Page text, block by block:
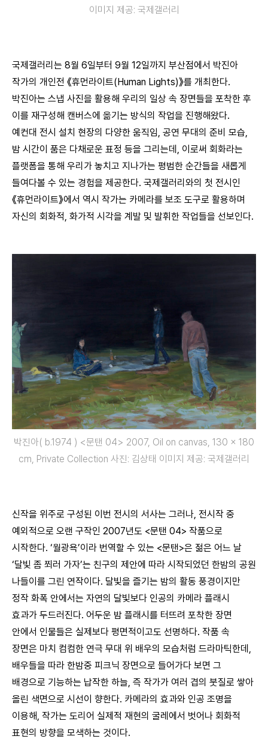
이미지 제공: 국제갤러리
국제갤러리는 8월 6일부터 9월 12일까지 부산점에서 박진아
작가의 개인전 《휴먼라이트(Human Lights)》를 개최한다.
박진아는 스냅 사진을 활용해 우리의 일상 속 장면들을 포착한 후
이를 재구성해 캔버스에 옮기는 방식의 작업을 진행해왔다.
예컨대 전시 설치 현장의 다양한 움직임, 공연 무대의 준비 모습,
밤 시간이 품은 다채로운 표정 등을 그리는데, 이로써 회화라는
플랫폼을 통해 우리가 놓치고 지나가는 평범한 순간들을 새롭게
들여다볼 수 있는 경험을 제공한다. 국제갤러리와의 첫 전시인
《휴먼라이트》에서 역시 작가는 카메라를 보조 도구로 활용하며
자신의 회화적, 화가적 시각을 계발 및 발휘한 작업들을 선보인다.
박진아( b.1974 ) <문탠 04> 2007, Oil on canvas, 130 x 180
cm, Private Collection 사진: 김상태 이미지 제공: 국제갤러리
신작을 위주로 구성된 이번 전시의 서사는 그러나, 전시작 중
예외적으로 오랜 구작인 2007년도 <문탠 04> 작품으로
시작한다. ‘월광욕’이라 번역할 수 있는 <문탠>은 젊은 어느 날
‘달빛 좀 쬐러 가자’는 친구의 제안에 따라 시작되었던 한밤의 공원
나들이를 그린 연작이다. 달빛을 즐기는 밤의 활동 풍경이지만
정작 화폭 안에서는 자연의 달빛보다 인공의 카메라 플래시
효과가 두드러진다. 어두운 밤 플래시를 터뜨려 포착한 장면
안에서 인물들은 실제보다 평면적이고도 선명하다. 작품 속
장면은 마치 컴컴한 연극 무대 위 배우의 모습처럼 드라마틱한데,
배우들을 따라 한밤중 피크닉 장면으로 들어가다 보면 그
배경으로 기능하는 납작한 하늘, 즉 작가가 여러 겹의 붓질로 쌓아
올린 색면으로 시선이 향한다. 카메라의 효과와 인공 조명을
이용해, 작가는 도리어 실제적 재현의 굴레에서 벗어나 회화적
표현의 방향을 모색하는 것이다.